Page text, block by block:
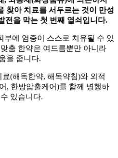
찾아 치료를 서두르는 것이 만성
전을 막는 첫 번째 열쇠입니다.
부에 염증이 스스로 치유될 수 있
춤 한약은 여드름뿐만 아니라
을 줍니다.
(해독한약, 해독약침)와 외적
, 한방압출케어)를 함께 병행하
있습니다.